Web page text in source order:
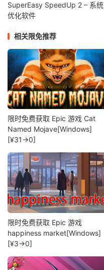
SuperEasy SpeedUp 2 – 系统
优化软件
相关限免推荐
限时免费获取 Epic 游戏 Cat
Named Mojave[Windows]
[¥31→0]
限时免费获取 Epic 游戏
happiness market[Windows]
[¥3→0]